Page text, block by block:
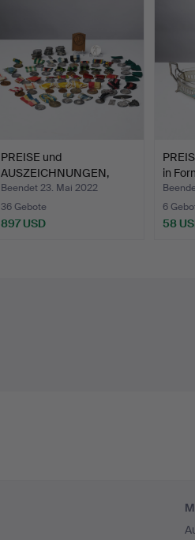
PREISE und
AUSZEICHNUNGEN,
Radrennen, Meda…
Beendet 23. Mai 2022
36 Gebote
897 USD
in
6
58